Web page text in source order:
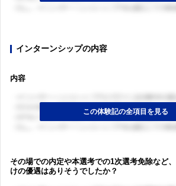
インターンシップの内容
内容
その場での内定や本選考での1次選考免除など
けの優遇はありそうでしたか？